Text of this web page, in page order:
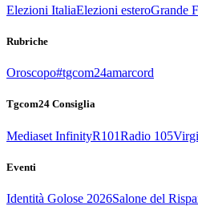
Elezioni ItaliaElezioni esteroGrande
Rubriche
Oroscopo#tgcom24amarcord
Tgcom24 Consiglia
Mediaset InfinityR101Radio 105
Eventi
Identità Golose 2026Salone del